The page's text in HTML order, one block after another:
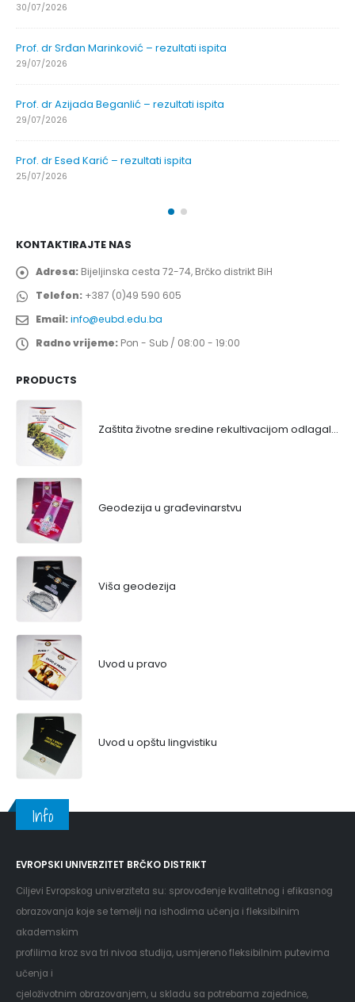
30/07/2026
Prof. dr Srđan Marinković – rezultati ispita
29/07/2026
Prof. dr Azijada Beganlić – rezultati ispita
29/07/2026
Prof. dr Esed Karić – rezultati ispita
25/07/2026
KONTAKTIRAJTE NAS
Adresa: Bijeljinska cesta 72-74, Brčko distrikt BiH
Telefon: +387 (0)49 590 605
Email:info@eubd.edu.ba
Radno vrijeme: Pon - Sub / 08:00 - 19:00
PRODUCTS
Zaštita životne sredine rekultivacijom odlagališta
Geodezija u građevinarstvu
Viša geodezija
Uvod u pravo
Uvod u opštu lingvistiku
Info
EVROPSKI UNIVERZITET BRČKO DISTRIKT
Ciljevi Evropskog univerziteta su: sprovođenje kvalitetnog i efikasnog
obrazovanja koje se temelji na ishodima učenja i fleksibilnim
akademskim
profilima kroz sva tri nivoa studija, usmjereno fleksibilnim putevima
učenja i
cjeloživotnim obrazovanjem, u skladu sa potrebama zajednice,